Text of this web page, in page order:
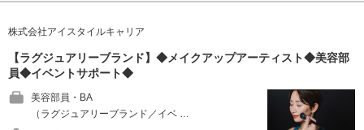
株式会社アイスタイルキャリア
【ラグジュアリーブランド】◆メイクアップアーティスト◆美容部
員◆イベントサポート◆
美容部員・BA
（ラグジュアリーブランド／イベ …